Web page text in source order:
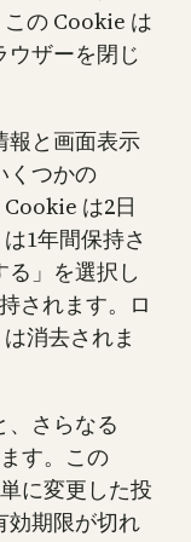
の Cookie は
ザーを閉じ
報と画面表示
くつかの
は2日
1年間保持さ
」を選択し
されます。ロ
消去されま
、さらなる
す。この
に変更した投
効期限が切れ